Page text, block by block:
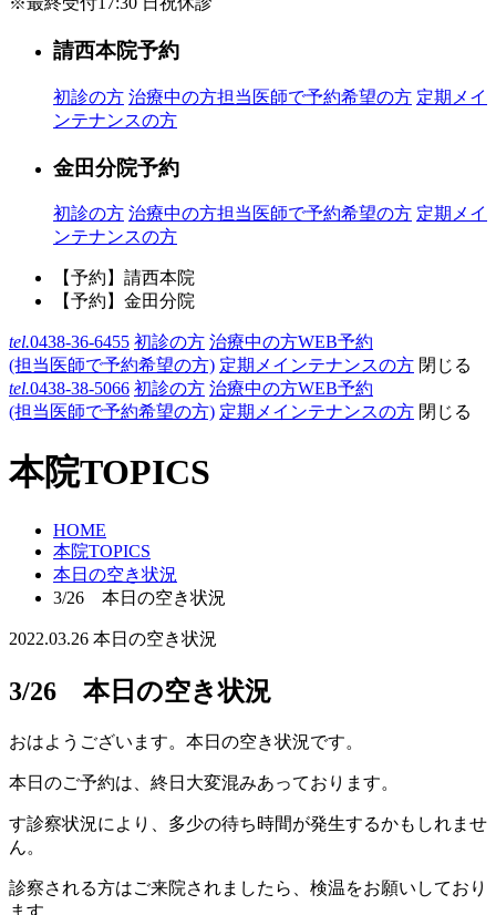
請西本院予約
初診の方 治療中の方担当医師で予約希望の方 定期メイ
ンテナンスの方
金田分院予約
初診の方 治療中の方担当医師で予約希望の方 定期メイ
ンテナンスの方
【予約】請西本院
【予約】金田分院
tel.0438-36-6455 初診の方 治療中の方WEB予約
(担当医師で予約希望の方) 定期メインテナンスの方 閉じる
tel.0438-38-5066 初診の方 治療中の方WEB予約
(担当医師で予約希望の方) 定期メインテナンスの方 閉じる
本院TOPICS
HOME
本院TOPICS
本日の空き状況
3/26 本日の空き状況
2022.03.26 本日の空き状況
3/26 本日の空き状況
おはようございます。本日の空き状況です。
本日のご予約は、終日大変混みあっております。
す診察状況により、多少の待ち時間が発生するかもしれませ
ん。
診察される方はご来院されましたら、検温をお願いしており
ます。